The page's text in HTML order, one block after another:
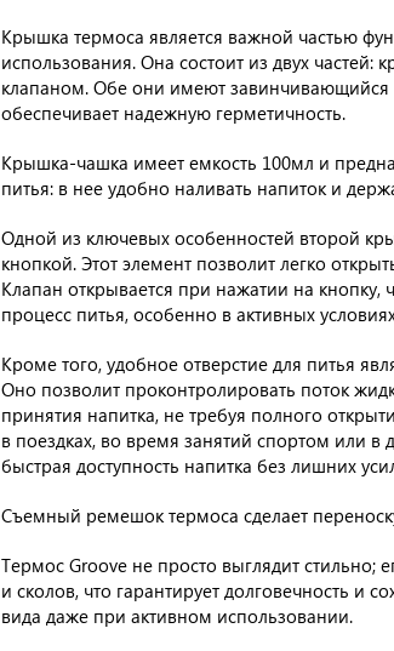
Крышка термоса является важной частью
использования. Она состоит из двух
клапаном. Обе они имеют завинчивающийся
обеспечивает надежную герметичность.
Крышка-чашка имеет емкость 100мл и
питья: в нее удобно наливать напиток и
Одной из ключевых особенностей второй
кнопкой. Этот элемент позволит легко
Клапан открывается при нажатии на кнопку,
процесс питья, особенно в активных
Кроме того, удобное отверстие для питья
Оно позволит проконтролировать поток
принятия напитка, не требуя полного
в поездках, во время занятий спортом или в
быстрая доступность напитка без лишних
Съемный ремешок термоса сделает
Термос Groove не просто выглядит стильно;
и сколов, что гарантирует долговечность и
вида даже при активном использовании.